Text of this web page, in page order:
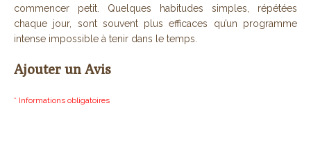
commencer petit. Quelques habitudes simples, répétées
chaque jour, sont souvent plus efficaces qu’un programme
intense impossible à tenir dans le temps.
Ajouter un Avis
* Informations obligatoires